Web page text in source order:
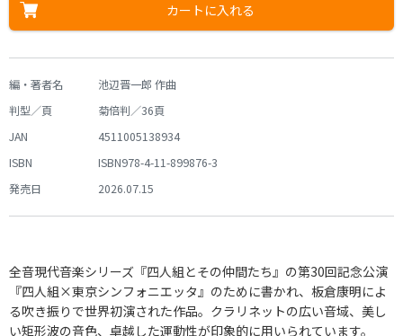
カートに入れる
編・著者名
池辺晋一郎 作曲
判型／頁
菊倍判／36頁
JAN
4511005138934
ISBN
ISBN978-4-11-899876-3
発売日
2026.07.15
全音現代音楽シリーズ『四人組とその仲間たち』の第30回記念公演
『四人組×東京シンフォニエッタ』のために書かれ、板倉康明によ
る吹き振りで世界初演された作品。クラリネットの広い音域、美し
い矩形波の音色、卓越した運動性が印象的に用いられています。